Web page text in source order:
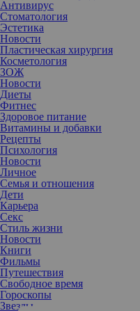
Антивирус
Стоматология
Эстетика
Новости
Пластическая хирургия
Косметология
ЗОЖ
Новости
Диеты
Фитнес
Здоровое питание
Витамины и добавки
Рецепты
Психология
Новости
Личное
Семья и отношения
Дети
Карьера
Секс
Стиль жизни
Новости
Книги
Фильмы
Путешествия
Свободное время
Гороскопы
Звезды
Чтобы поддерживать тело и